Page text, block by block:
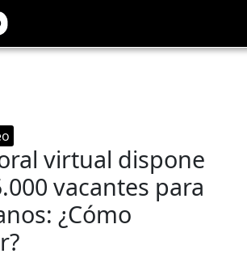
virtual dispone
vacantes para
¿Cómo